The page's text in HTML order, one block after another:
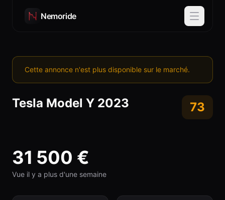
Nemoride
Cette annonce n'est plus disponible sur le marché.
Tesla Model Y 2023 73
31 500 €
Vue il y a plus d'une semaine